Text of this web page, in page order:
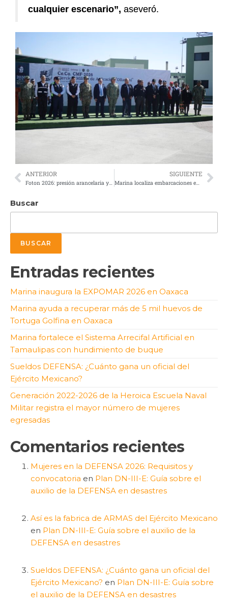
cualquier escenario”, aseveró.
ANTERIOR
Foton 2026: presión arancelaria y vehículos chinos redefinen el papel de México en la industria
SIGUIENTE
Marina localiza embarcaciones encargadas de llevar ayuda humanitaria a Cuba
Buscar
BUSCAR
Entradas recientes
Marina inaugura la EXPOMAR 2026 en Oaxaca
Marina ayuda a recuperar más de 5 mil huevos de
Tortuga Golfina en Oaxaca
Marina fortalece el Sistema Arrecifal Artificial en
Tamaulipas con hundimiento de buque
Sueldos DEFENSA: ¿Cuánto gana un oficial del
Ejército Mexicano?
Generación 2022-2026 de la Heroica Escuela Naval
Militar registra el mayor número de mujeres
egresadas
Comentarios recientes
Mujeres en la DEFENSA 2026: Requisitos y
convocatoria en Plan DN-III-E: Guía sobre el
auxilio de la DEFENSA en desastres
Así es la fabrica de ARMAS del Ejército Mexicano
en Plan DN-III-E: Guía sobre el auxilio de la
DEFENSA en desastres
Sueldos DEFENSA: ¿Cuánto gana un oficial del
Ejército Mexicano? en Plan DN-III-E: Guía sobre
el auxilio de la DEFENSA en desastres